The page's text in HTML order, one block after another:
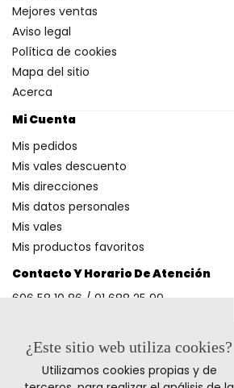
Contacto Y Horario De Atención
606 58 10 86 / 91 688 25 99
Métodos De Pago
Mejores ventas
Aviso legal
Política de cookies
Mapa del sitio
Acerca
Mi Cuenta
Mis pedidos
Mis vales descuento
Mis direcciones
Mis datos personales
Mis vales
Mis productos favoritos
¿Este sitio web utiliza cookies?
Utilizamos cookies propias y de